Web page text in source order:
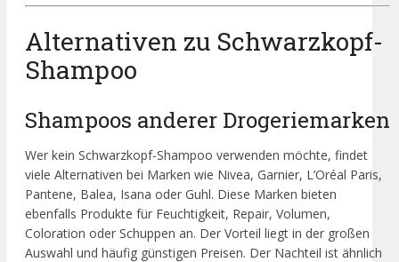
Alternativen zu Schwarzkopf-
Shampoo
Shampoos anderer Drogeriemarken
Wer kein Schwarzkopf-Shampoo verwenden möchte, findet
viele Alternativen bei Marken wie Nivea, Garnier, L’Oréal Paris,
Pantene, Balea, Isana oder Guhl. Diese Marken bieten
ebenfalls Produkte für Feuchtigkeit, Repair, Volumen,
Coloration oder Schuppen an. Der Vorteil liegt in der großen
Auswahl und häufig günstigen Preisen. Der Nachteil ist ähnlich